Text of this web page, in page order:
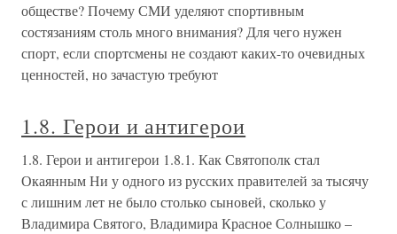
обществе? Почему СМИ уделяют спортивным
состязаниям столь много внимания? Для чего нужен
спорт, если спортсмены не создают каких-то очевидных
ценностей, но зачастую требуют
1.8. Герои и антигерои
1.8. Герои и антигерои 1.8.1. Как Святополк стал
Окаянным Ни у одного из русских правителей за тысячу
с лишним лет не было столько сыновей, сколько у
Владимира Святого, Владимира Красное Солнышко –